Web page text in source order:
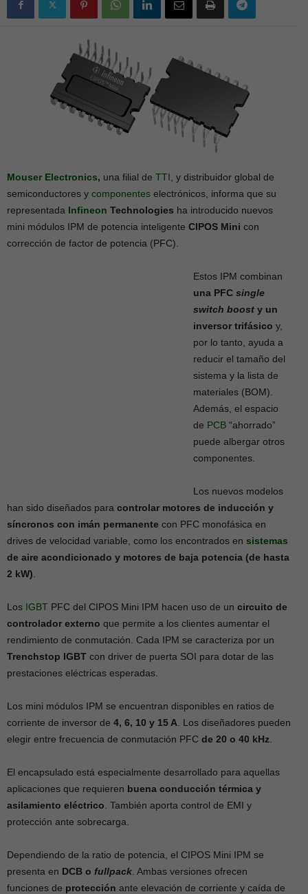
Mouser Electronics, una filial de TTI , y distribuidor global de
semiconductores y componentes electrónicos, informa que su
representada Infineon Technologies ha introducido nuevos
mini módulos IPM de potencia inteligente CIPOS Mini con
corrección de factor de potencia (PFC).
Estos IPM combinan
una PFC single
switch boost y un
inversor trifásico y,
por lo tanto, ayuda a
reducir el tamaño del
sistema y la lista de
materiales (BOM).
Además, el espacio
de PCB “ahorrado”
puede albergar otros
componentes.
Los nuevos modelos
han sido diseñados para controlar motores de inducción y
síncronos con imán permanente con PFC monofásica en
drives de velocidad variable, como los encontrados en sistemas
de aire acondicionado y motores de baja potencia (de hasta
2 kW)
Los IGBT PFC del CIPOS Mini IPM hacen uso de un circuito de
controlador externo que permite a los clientes aumentar el
rendimiento de conmutación. Cada IPM se caracteriza por un
Trenchstop IGBT con driver de puerta SOI para dotar de las
prestaciones eléctricas esperadas.
Los mini módulos IPM se encuentran disponibles en ratios de
corriente de inversor de 4, 6, 10 y 15 A . Los diseñadores pueden
elegir entre frecuencia de conmutación PFC de 20 o 40 kHz
El encapsulado está especialmente desarrollado para aquellas
aplicaciones que requieren buena conducción térmica y
asilamiento eléctrico . También aporta control de EMI y
protección ante sobrecarga.
Dependiendo de la ratio de potencia, el CIPOS Mini IPM se
presenta en DCB o fullpack . Ambas versiones ofrecen
funciones de protección ante elevación de corriente y caída de